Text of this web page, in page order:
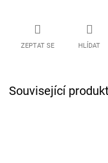
ZEPTAT SE HLÍDAT
Související